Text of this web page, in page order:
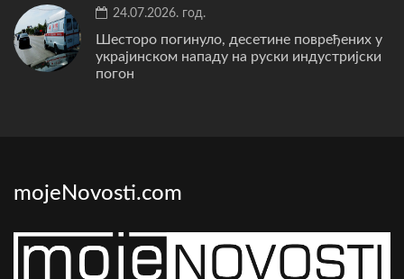
24.07.2026. год.
Шесторо погинуло, десетине повређених у
украјинском нападу на руски индустријски
погон
mojeNovosti.com